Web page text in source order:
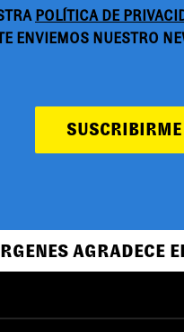
POLÍTICA DE
ENVIEMOS NUESTRO
SUSCRIBIRME
AGRADECE